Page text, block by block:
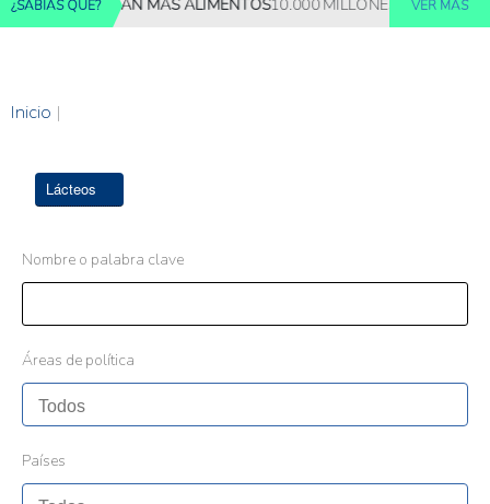
¿SABIAS QUE?
REQUERIRÁN MÁS ALIMENTOS10.000 MILLONES DE PERSONAS
VER MÁS
Inicio |
Lácteos
Nombre o palabra clave
Áreas de política
Países